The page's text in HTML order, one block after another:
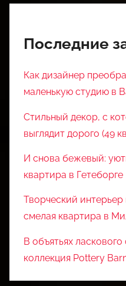
Последние
Как дизайнер
маленькую студию в
Стильный декор, с
выглядит дорого (49
И снова бежевый:
квартира в Гетеборге
Творческий интерьер
смелая квартира в
В объятьях ласкового
коллекция Pottery